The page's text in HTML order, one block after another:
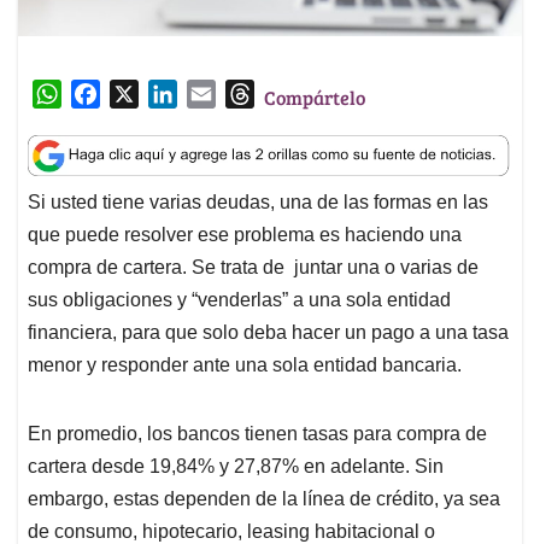
W
a
t
s
A
p
p
c
e
b
o
o
k
n
k
e
d
I
n
a
i
l
T
r
e
a
d
s
Compártelo
Si usted tiene varias deudas, una de las formas en las
que puede resolver ese problema es haciendo una
compra de cartera. Se trata de juntar una o varias de
sus obligaciones y “venderlas” a una sola entidad
financiera, para que solo deba hacer un pago a una tasa
menor y responder ante una sola entidad bancaria.
En promedio, los bancos tienen tasas para compra de
cartera desde 19,84% y 27,87% en adelante. Sin
embargo, estas dependen de la línea de crédito, ya sea
de consumo, hipotecario, leasing habitacional o